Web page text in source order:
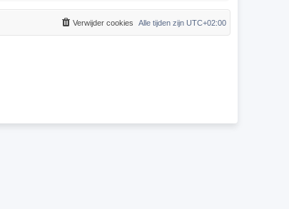
Alle tijden zijn UTC+02:00
Verwijder cookies